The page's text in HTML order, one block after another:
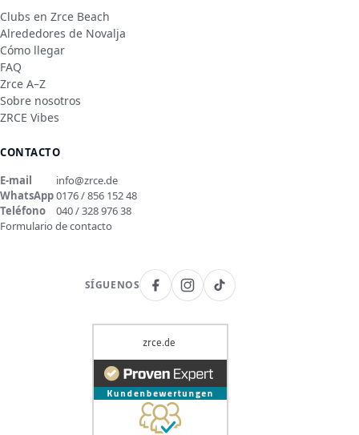
Clubs en Zrce Beach
Alrededores de Novalja
Cómo llegar
FAQ
Zrce A–Z
Sobre nosotros
ZRCE Vibes
CONTACTO
E-mail
info@zrce.de
WhatsApp0176 / 856 152 48
Teléfono
040 / 328 976 38
Formulario de contacto
SÍGUENOS